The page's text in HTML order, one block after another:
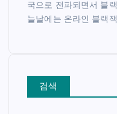
국으로 전파되면서 블
늘날에는 온라인 블랙
검색